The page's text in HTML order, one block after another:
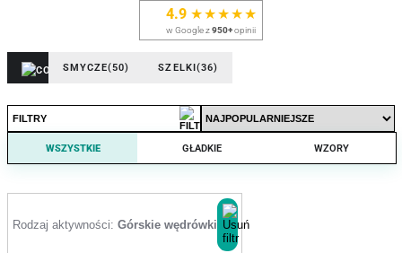
4.9 ★★★★★
w Google z950+opinii
SMYCZE(50) SZELKI (36)
FILTRY
WSZYSTKIE GŁADKIE WZORY
Rodzaj aktywności: Górskie wędrówki